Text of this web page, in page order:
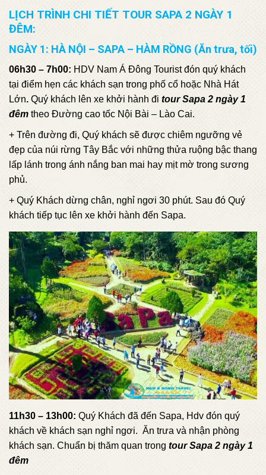
LỊCH TRÌNH CHI TIẾT TOUR SAPA 2 NGÀY 1
ĐÊM:
NGÀY 1: HÀ NỘI – SAPA – HÀM RỒNG (Ăn trưa, tối)
06h30 – 7h00: HDV Nam Á Đông Tourist đón quý khách
tại điểm hẹn các khách sạn trong phố cổ hoặc Nhà Hát
Lớn. Quý khách lên xe khởi hành đi tour Sapa 2 ngày 1
đêm theo Đường cao tốc Nội Bài – Lào Cai.
+ Trên đường đi, Quý khách sẽ được chiêm ngưỡng vẻ
đẹp của núi rừng Tây Bắc với những thửa ruộng bậc thang
lấp lánh trong ánh nắng ban mai hay mịt mờ trong sương
phủ.
+ Quý Khách dừng chân, nghỉ ngơi 30 phút. Sau đó Quý
khách tiếp tục lên xe khởi hành đến Sapa.
11h30 – 13h00: Quý Khách đã đến Sapa, Hdv đón quý
khách về khách sạn nghỉ ngơi. Ăn trưa và nhận phòng
khách sạn. Chuẩn bị thăm quan trong tour Sapa 2 ngày 1
đêm